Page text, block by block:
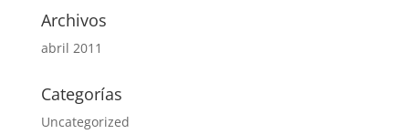
Archivos
abril 2011
Categorías
Uncategorized